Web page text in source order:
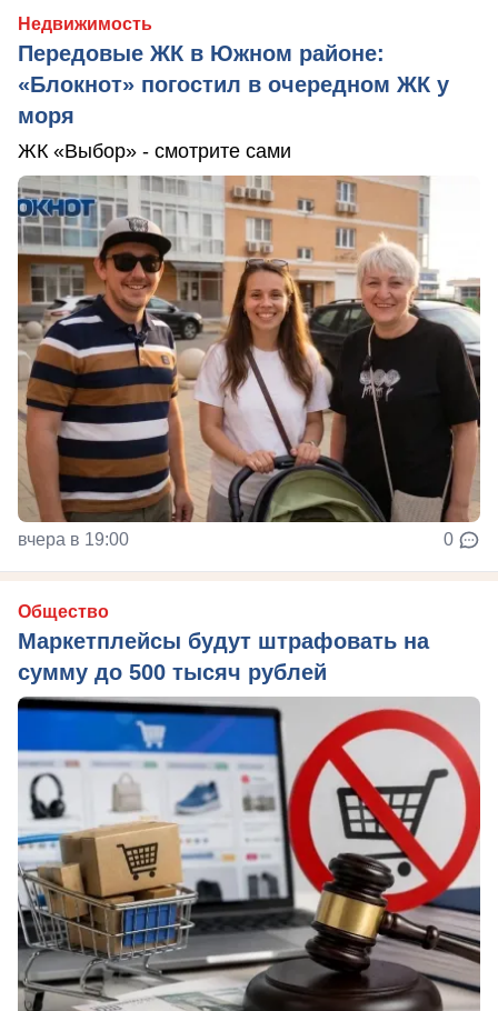
Недвижимость
Передовые ЖК в Южном районе:
«Блокнот» погостил в очередном ЖК у
моря
ЖК «Выбор» - смотрите сами
вчера в 19:00 0
Общество
Маркетплейсы будут штрафовать на
сумму до 500 тысяч рублей